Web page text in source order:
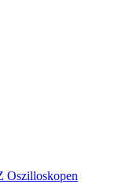
Oszilloskopen